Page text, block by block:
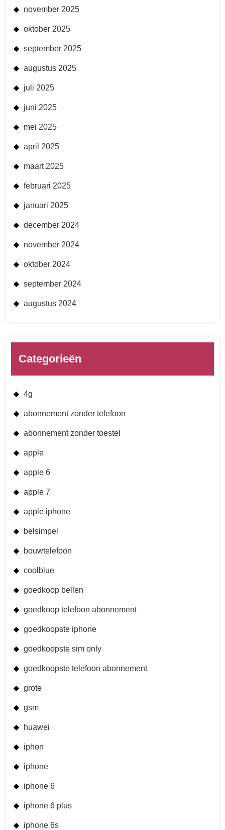
november 2025
oktober 2025
september 2025
augustus 2025
juli 2025
juni 2025
mei 2025
april 2025
maart 2025
februari 2025
januari 2025
december 2024
november 2024
oktober 2024
september 2024
augustus 2024
Categorieën
4g
abonnement zonder telefoon
abonnement zonder toestel
apple
apple 6
apple 7
apple iphone
belsimpel
bouwtelefoon
coolblue
goedkoop bellen
goedkoop telefoon abonnement
goedkoopste iphone
goedkoopste sim only
goedkoopste telefoon abonnement
grote
gsm
huawei
iphon
iphone
iphone 6
iphone 6 plus
iphone 6s